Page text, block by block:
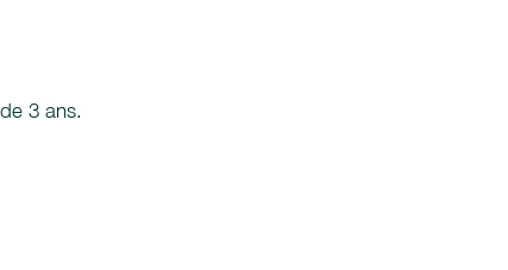
3 ans.